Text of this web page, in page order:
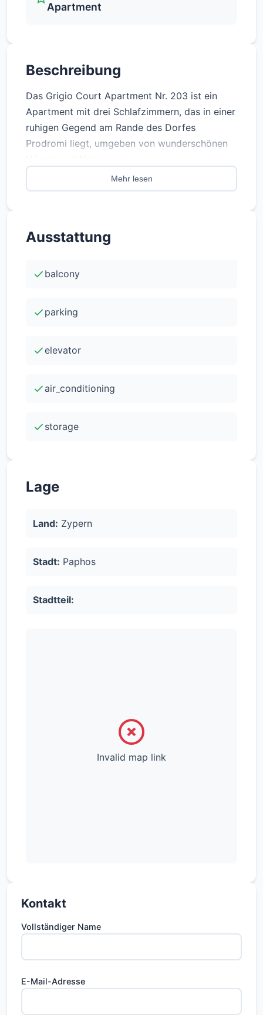
Apartment
Beschreibung
Das Grigio Court Apartment Nr. 203 ist ein
Apartment mit drei Schlafzimmern, das in einer
ruhigen Gegend am Rande des Dorfes
Prodromi liegt, umgeben von wunderschönen
Dieses schöne Gebäude ist nur wenige Minuten
Annehmlichkeiten und Attraktionen entfernt.
Mehr lesen
Ausstattung
balcony
parking
elevator
air_conditioning
storage
Lage
Land: Zypern
Stadt: Paphos
Stadtteil:
Invalid map link
Kontakt
Vollständiger Name
E-Mail-Adresse